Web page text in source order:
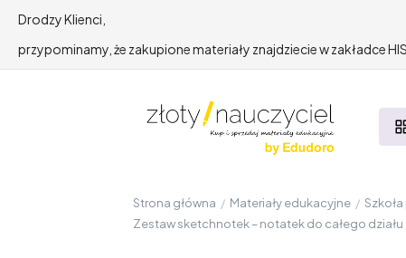
Drodzy Klienci,
przypominamy, że zakupione materiały znajdziecie w zakładce
Strona główna / Materiały edukacyjne /
Zestaw sketchnotek – notatek do całego działu